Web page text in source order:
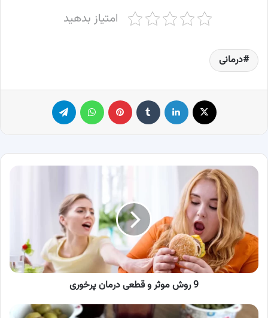
امتیاز بدهید
درمانی
لینکدین ‫تامبلر پینترست
9
قطعی
درمان
پرخوری
9 روش موثر و قطعی درمان پرخوری
طرز